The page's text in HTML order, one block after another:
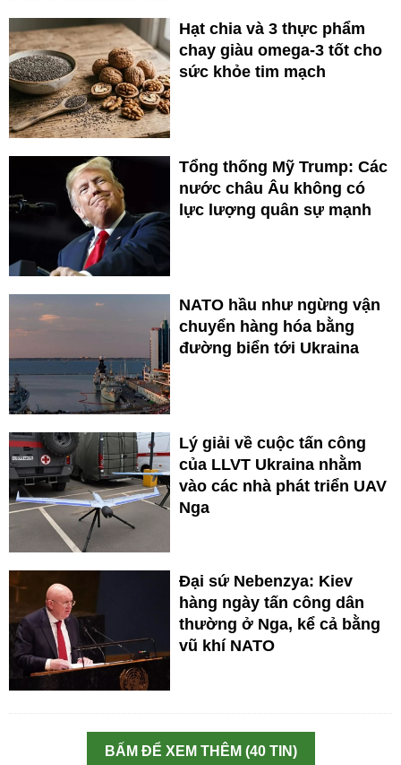
Hạt chia và 3 thực phẩm
chay giàu omega-3 tốt cho
sức khỏe tim mạch
Tổng thống Mỹ Trump: Các
nước châu Âu không có
lực lượng quân sự mạnh
NATO hầu như ngừng vận
chuyển hàng hóa bằng
đường biển tới Ukraina
Lý giải về cuộc tấn công
của LLVT Ukraina nhằm
vào các nhà phát triển UAV
Nga
Đại sứ Nebenzya: Kiev
hàng ngày tấn công dân
thường ở Nga, kể cả bằng
vũ khí NATO
BẤM ĐỂ XEM THÊM (40 TIN)